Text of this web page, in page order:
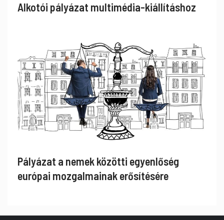
Alkotói pályázat multimédia-kiállításhoz
Pályázat a nemek közötti egyenlőség
európai mozgalmainak erősítésére